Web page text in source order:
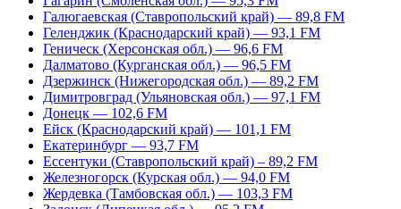
Галюгаевская (Ставропольский край) — 89,8 FM
Геленджик (Краснодарский край) — 93,1 FM
Геническ (Херсонская обл.) — 96,6 FM
Далматово (Курганская обл.) — 96,5 FM
Дзержинск (Нижегородская обл.) — 89,2 FM
Димитровград (Ульяновская обл.) — 97,1 FM
Донецк — 102,6 FM
Ейск (Краснодарский край) — 101,1 FM
Екатеринбург — 93,7 FM
Ессентуки (Ставропольский край) – 89,2 FM
Железногорск (Курская обл.) — 94,0 FM
Жердевка (Тамбовская обл.) — 103,3 FM